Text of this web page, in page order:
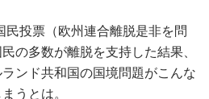
民投票（欧州連合離脱是非を問
の多数が離脱を支持した結果、
ンド共和国の国境問題がこんな
うとは。